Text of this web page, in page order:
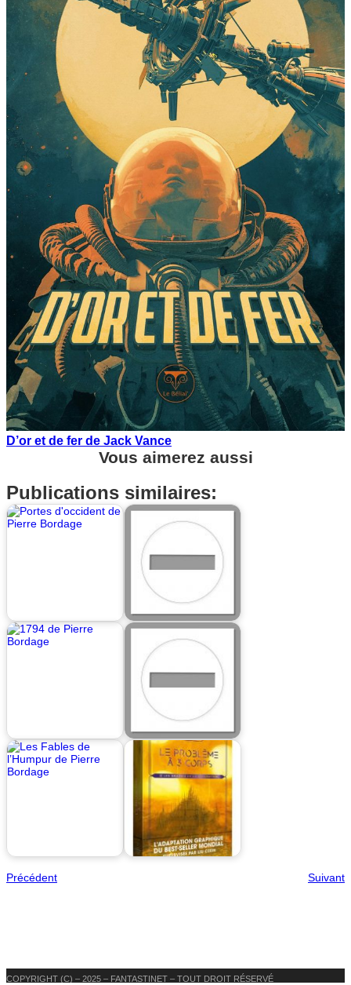
D’or et de fer de Jack Vance
Vous aimerez aussi
Publications similaires:
Précédent Suivant
COPYRIGHT (C) – 2025 – FANTASTINET – TOUT DROIT RÉSERVÉ